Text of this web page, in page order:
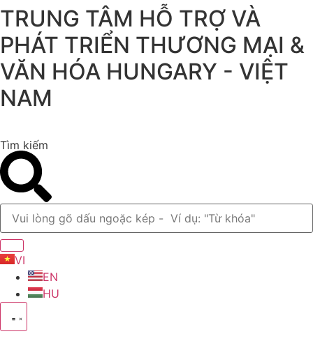
Chuyển
đến
nội
dung
TRUNG TÂM HỖ TRỢ VÀ
PHÁT TRIỂN THƯƠNG MẠI &
VĂN HÓA HUNGARY - VIỆT
NAM
Tìm kiếm
VI
EN
HU